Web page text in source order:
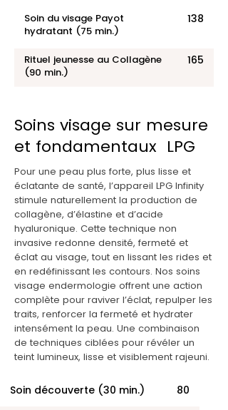
Soin du visage Payot
hydratant (75 min.)
138
Rituel jeunesse au Collagène
(90 min.)
165
Soins visage sur mesure
et fondamentaux LPG
Pour une peau plus forte, plus lisse et
éclatante de santé, l’appareil LPG Infinity
stimule naturellement la production de
collagène, d’élastine et d’acide
hyaluronique. Cette technique non
invasive redonne densité, fermeté et
éclat au visage, tout en lissant les rides et
en redéfinissant les contours. Nos soins
visage endermologie offrent une action
complète pour raviver l’éclat, repulper les
traits, renforcer la fermeté et hydrater
intensément la peau. Une combinaison
de techniques ciblées pour révéler un
teint lumineux, lisse et visiblement rajeuni.
Soin découverte (30 min.)
80